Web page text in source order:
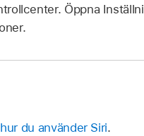
Öppna
du använder Siri.